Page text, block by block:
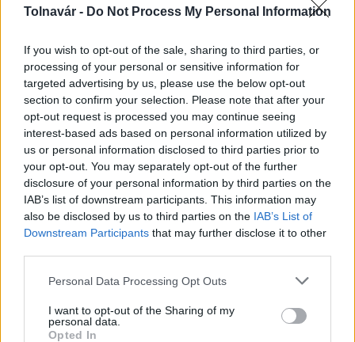
Tolnavár - Do Not Process My Personal Information
If you wish to opt-out of the sale, sharing to third parties, or
processing of your personal or sensitive information for
targeted advertising by us, please use the below opt-out
section to confirm your selection. Please note that after your
opt-out request is processed you may continue seeing
interest-based ads based on personal information utilized by
us or personal information disclosed to third parties prior to
your opt-out. You may separately opt-out of the further
disclosure of your personal information by third parties on the
IAB’s list of downstream participants. This information may
also be disclosed by us to third parties on the IAB’s List of
Downstream Participants that may further disclose it to other
Please note that this website/app uses one or more Google
not limited to your visit or usage behaviour. You may click to
grant or deny consent to Google and its third-party tags to
Personal Data Processing Opt Outs
I want to opt-out of the Sharing of my
personal data.
Opted In
MAGYAR ÉPÍTŐK
Útépítés